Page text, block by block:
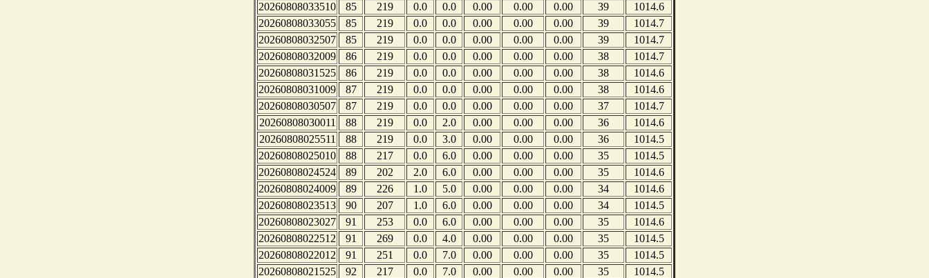
20260808033510
85 219 0.0 0.0 0.00 0.00 0.00 39
1014.6
20260808033055
85 219 0.0 0.0 0.00 0.00 0.00 39
1014.7
20260808032507
85 219 0.0 0.0 0.00 0.00 0.00 39
1014.7
20260808032009
86 219 0.0 0.0 0.00 0.00 0.00 38
1014.7
20260808031525
86 219 0.0 0.0 0.00 0.00 0.00 38
1014.6
20260808031009
87 219 0.0 0.0 0.00 0.00 0.00 38
1014.6
20260808030507
87 219 0.0 0.0 0.00 0.00 0.00 37
1014.7
20260808030011
88 219 0.0 2.0 0.00 0.00 0.00 36
1014.6
20260808025511
88 219 0.0 3.0 0.00 0.00 0.00 36
1014.5
20260808025010
88 217 0.0 6.0 0.00 0.00 0.00 35
1014.5
20260808024524
89 202 2.0 6.0 0.00 0.00 0.00 35
1014.6
20260808024009
89 226 1.0 5.0 0.00 0.00 0.00 34
1014.6
20260808023513
90 207 1.0 6.0 0.00 0.00 0.00 34
1014.5
20260808023027
91 253 0.0 6.0 0.00 0.00 0.00 35
1014.6
20260808022512
91 269 0.0 4.0 0.00 0.00 0.00 35
1014.5
20260808022012
91 251 0.0 7.0 0.00 0.00 0.00 35
1014.5
20260808021525
92 217 0.0 7.0 0.00 0.00 0.00 35
1014.5